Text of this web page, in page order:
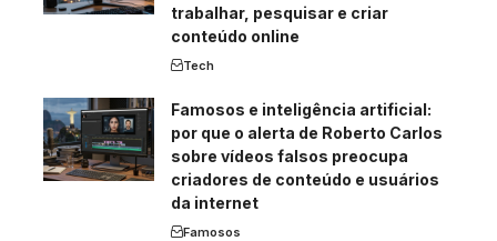
trabalhar, pesquisar e criar
conteúdo online
Tech
Famosos e inteligência artificial:
por que o alerta de Roberto Carlos
sobre vídeos falsos preocupa
criadores de conteúdo e usuários
da internet
Famosos